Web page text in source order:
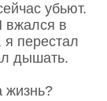
убьют.
вжался в
я перестал
дышать.
жизнь?